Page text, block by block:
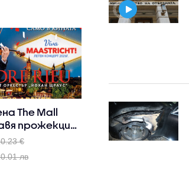
The Mall
прожекция
€
лв